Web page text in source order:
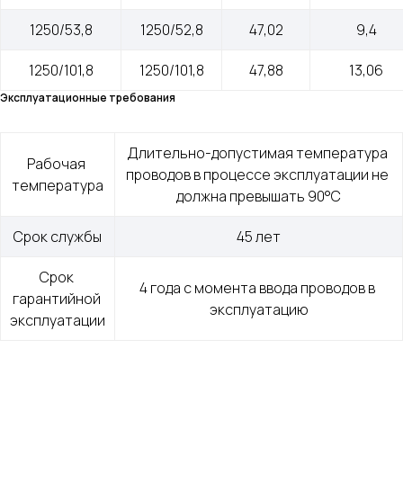
1250/53,8 1250/52,8 47,02 9,4
1250/101,8 1250/101,8 47,88 13,06
Эксплуатационные требования
Рабочая
температура
Длительно-допустимая температура
проводов в процессе эксплуатации не
должна превышать 90°С
Срок службы 45 лет
Срок
гарантийной
эксплуатации
4 года с момента ввода проводов в
эксплуатацию
Компоненты и комплектующие
Сайт разработан и поддерживается студией
Marussia